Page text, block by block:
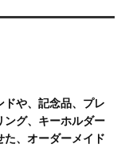
ドや、記念品、プレ
ング、キーホルダー
た、オーダーメイド